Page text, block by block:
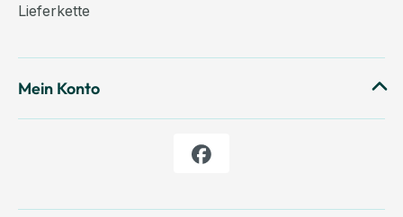
Lieferkette
Mein Konto